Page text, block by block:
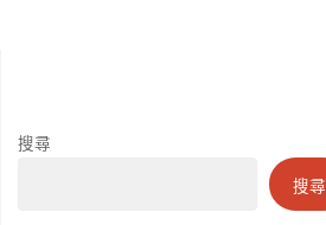
搜尋
搜尋